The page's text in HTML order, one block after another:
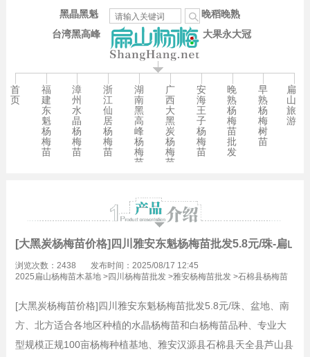
台湾黑高峰
晚稻晚熟
大果永大冠
黑晶黑魁
首
页
福
建
东
魁
杨
梅
苗
漳
州
水
晶
杨
梅
苗
浙
江
仙
居
杨
梅
苗
湖
南
黑
高
峰
杨
梅
苗
广
西
大
黑
炭
杨
梅
苗
安
海
王
子
杨
梅
苗
晚
熟
杨
梅
苗
批
发
早
熟
杨
梅
树
苗
扁
山
旅
游
[大黑炭杨梅苗价格]四川雅安东魁杨梅苗批发5.8元/珠-扁山
浏览次数：2438
发布时间：2025/08/17 12:45
2025扁山杨梅苗木基地>四川杨梅苗批发>雅安杨梅苗批发>石棉县杨梅苗
[大黑炭杨梅苗价格]四川雅安东魁杨梅苗批发5.8元/珠、盆地、南
方、北方适合各地区种植的水晶杨梅苗和白杨梅苗品种、专业大
型规模正规100亩杨梅种植基地、雅安汉源县石棉县天全县芦山县